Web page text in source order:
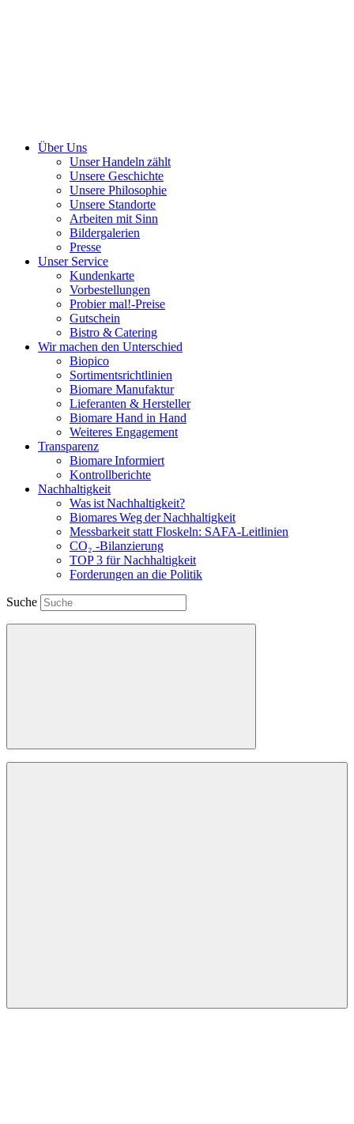
Über Uns
Unser Handeln zählt
Unsere Geschichte
Unsere Philosophie
Unsere Standorte
Arbeiten mit Sinn
Bildergalerien
Presse
Unser Service
Kundenkarte
Vorbestellungen
Probier mal!-Preise
Gutschein
Bistro & Catering
Wir machen den Unterschied
Biopico
Sortimentsrichtlinien
Biomare Manufaktur
Lieferanten & Hersteller
Biomare Hand in Hand
Weiteres Engagement
Transparenz
Biomare Informiert
Kontrollberichte
Nachhaltigkeit
Was ist Nachhaltigkeit?
Biomares Weg der Nachhaltigkeit
Messbarkeit statt Floskeln: SAFA-Leitlinien
CO₂ -Bilanzierung
TOP 3 für Nachhaltigkeit
Forderungen an die Politik
Suche